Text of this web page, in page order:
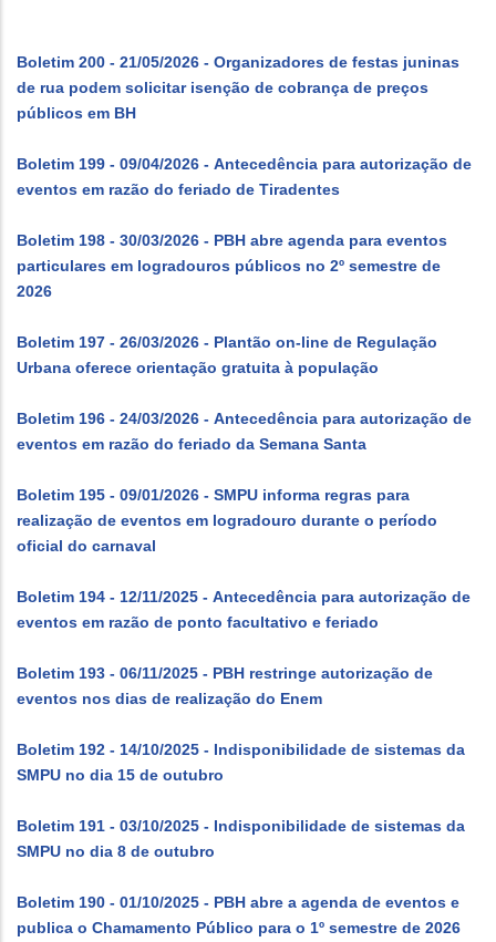
Boletim 200 - 21/05/2026 - Organizadores de festas juninas
de rua podem solicitar isenção de cobrança de preços
públicos em BH
Boletim 199 - 09/04/2026 - Antecedência para autorização de
eventos em razão do feriado de Tiradentes
Boletim 198 - 30/03/2026 - PBH abre agenda para eventos
particulares em logradouros públicos no 2º semestre de
2026
Boletim 197 - 26/03/2026 - Plantão on-line de Regulação
Urbana oferece orientação gratuita à população
Boletim 196 - 24/03/2026 - Antecedência para autorização de
eventos em razão do feriado da Semana Santa
Boletim 195 - 09/01/2026 - SMPU informa regras para
realização de eventos em logradouro durante o período
oficial do carnaval
Boletim 194 - 12/11/2025 - Antecedência para autorização de
eventos em razão de ponto facultativo e feriado
Boletim 193 - 06/11/2025 - PBH restringe autorização de
eventos nos dias de realização do Enem
Boletim 192 - 14/10/2025 - Indisponibilidade de sistemas da
SMPU no dia 15 de outubro
Boletim 191 - 03/10/2025 - Indisponibilidade de sistemas da
SMPU no dia 8 de outubro
Boletim 190 - 01/10/2025 - PBH abre a agenda de eventos e
publica o Chamamento Público para o 1º semestre de 2026